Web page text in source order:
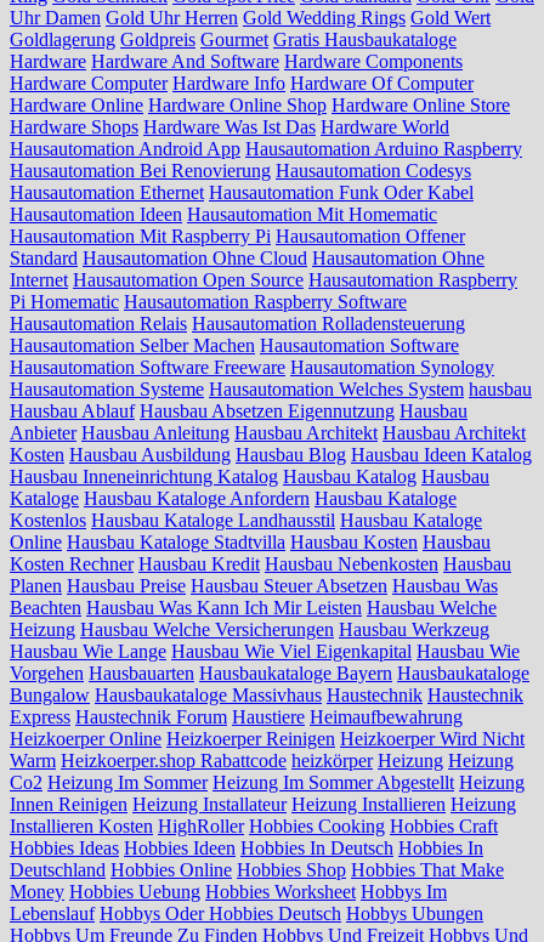
Uhr Damen Gold Uhr Herren Gold Wedding Rings Gold Wert
Goldlagerung Goldpreis Gourmet Gratis Hausbaukataloge
Hardware Hardware And Software Hardware Components
Hardware Computer Hardware Info Hardware Of Computer
Hardware Online Hardware Online Shop Hardware Online Store
Hardware Shops Hardware Was Ist Das Hardware World
Hausautomation Android App Hausautomation Arduino Raspberry
Hausautomation Bei Renovierung Hausautomation Codesys
Hausautomation Ethernet Hausautomation Funk Oder Kabel
Hausautomation Ideen Hausautomation Mit Homematic
Hausautomation Mit Raspberry Pi Hausautomation Offener
Standard Hausautomation Ohne Cloud Hausautomation Ohne
Internet Hausautomation Open Source Hausautomation Raspberry
Pi Homematic Hausautomation Raspberry Software
Hausautomation Relais Hausautomation Rolladensteuerung
Hausautomation Selber Machen Hausautomation Software
Hausautomation Software Freeware Hausautomation Synology
Hausautomation Systeme Hausautomation Welches System hausbau
Hausbau Ablauf Hausbau Absetzen Eigennutzung Hausbau
Anbieter Hausbau Anleitung Hausbau Architekt Hausbau Architekt
Kosten Hausbau Ausbildung Hausbau Blog Hausbau Ideen Katalog
Hausbau Inneneinrichtung Katalog Hausbau Katalog Hausbau
Kataloge Hausbau Kataloge Anfordern Hausbau Kataloge
Kostenlos Hausbau Kataloge Landhausstil Hausbau Kataloge
Online Hausbau Kataloge Stadtvilla Hausbau Kosten Hausbau
Kosten Rechner Hausbau Kredit Hausbau Nebenkosten Hausbau
Planen Hausbau Preise Hausbau Steuer Absetzen Hausbau Was
Beachten Hausbau Was Kann Ich Mir Leisten Hausbau Welche
Heizung Hausbau Welche Versicherungen Hausbau Werkzeug
Hausbau Wie Lange Hausbau Wie Viel Eigenkapital Hausbau Wie
Vorgehen Hausbauarten Hausbaukataloge Bayern Hausbaukataloge
Bungalow Hausbaukataloge Massivhaus Haustechnik Haustechnik
Express Haustechnik Forum Haustiere Heimaufbewahrung
Heizkoerper Online Heizkoerper Reinigen Heizkoerper Wird Nicht
Warm Heizkoerper.shop Rabattcode heizkörper Heizung Heizung
Co2 Heizung Im Sommer Heizung Im Sommer Abgestellt Heizung
Innen Reinigen Heizung Installateur Heizung Installieren Heizung
Installieren Kosten HighRoller Hobbies Cooking Hobbies Craft
Hobbies Ideas Hobbies Ideen Hobbies In Deutsch Hobbies In
Deutschland Hobbies Online Hobbies Shop Hobbies That Make
Money Hobbies Uebung Hobbies Worksheet Hobbys Im
Lebenslauf Hobbys Oder Hobbies Deutsch Hobbys Ubungen
Hobbys Um Freunde Zu Finden Hobbys Und Freizeit Hobbys Und